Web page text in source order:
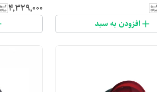
افزودن به سبد
۴٬۳۲۹٬۰۰۰